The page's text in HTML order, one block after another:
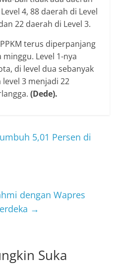
4, 88 daerah di Level
22 daerah di Level 3.
terus diperpanjang
Level 1-nya
di level dua sebanyak
3 menjadi 22
(Dede).
5,01 Persen di
dengan Wapres
→
Suka